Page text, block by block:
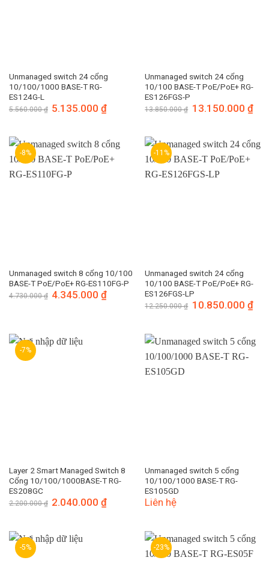
Unmanaged switch 24 cổng
10/100/1000 BASE-T RG-
ES124G-L
5.560.000₫ Giá
gốc
5.135.000₫
5.135.000 ₫.
Unmanaged switch 24 cổng
10/100 BASE-T PoE/PoE+ RG-
ES126FGS-P
13.850.000₫ Giá
gốc
13.150.000 ₫Giá
-8%
Unmanaged switch 8 cổng 10/100
BASE-T PoE/PoE+ RG-ES110FG-P
4.730.000₫ Giá
gốc
4.345.000₫
-11%
Unmanaged switch 24 cổng
10/100 BASE-T PoE/PoE+ RG-
ES126FGS-LP
12.250.000₫ Giá
gốc
10.850.000 ₫Giá
-7%
Layer 2 Smart Managed Switch 8
Cổng 10/100/1000BASE-T RG-
ES208GC
2.200.000₫ Giá
gốc
2.040.000₫
2.040.000 ₫.
Unmanaged switch 5 cổng
10/100/1000 BASE-T RG-
ES105GD
Liên hệ
-5% -23%